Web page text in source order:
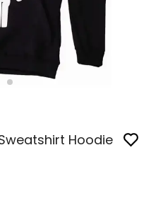
Hoodie